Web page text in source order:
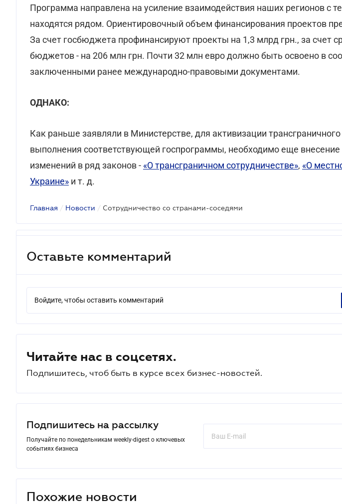
Программа направлена на усиление взаимодействия наших регионов с
находятся рядом. Ориентировочный объем финансирования проектов
За счет госбюджета профинансируют проекты на 1,3 млрд грн., за счет
бюджетов - на 206 млн грн. Почти 32 млн евро должно быть освоено в
заключенными ранее международно-правовыми документами.
ОДНАКО:
Как раньше заявляли в Министерстве, для активизации
выполнения соответствующей госпрограммы, необходимо еще
изменений в ряд законов - «О трансграничном сотрудничестве», «О
Украине» и т. д.
Главная / Новости / Сотрудничество со странами-соседями
Оставьте комментарий
Войдите, чтобы оставить комментарий
Читайте нас в соцсетях.
Подпишитесь, чтоб быть в курсе всех бизнес-новостей.
Подпишитесь на рассылку
Получайте по понедельникам weekly-digest о ключевых
событиях бизнеса
Похожие новости